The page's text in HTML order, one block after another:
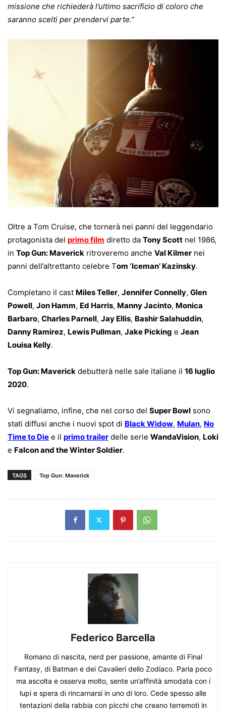
missione che richiederà l’ultimo sacrificio di coloro che
saranno scelti per prendervi parte.”
Oltre a Tom Cruise, che tornerà nei panni del leggendario
protagonista del primo film diretto da Tony Scott nel 1986,
in Top Gun: Maverick ritroveremo anche Val Kilmer nei
panni dell’altrettanto celebre Tom ‘Iceman’ Kazinsky.
Completano il cast Miles Teller, Jennifer Connelly, Glen
Powell, Jon Hamm, Ed Harris, Manny Jacinto, Monica
Barbaro, Charles Parnell, Jay Ellis, Bashir Salahuddin,
Danny Ramirez, Lewis Pullman, Jake Picking e Jean
Louisa Kelly.
Top Gun: Maverick debutterà nelle sale italiane il 16 luglio
2020.
Vi segnaliamo, infine, che nel corso del Super Bowl sono
stati diffusi anche i nuovi spot di Black Widow, Mulan, No
Time to Die e il primo trailer delle serie WandaVision, Loki
e Falcon and the Winter Soldier.
TAGS Top Gun: Maverick
Federico Barcella
Romano di nascita, nerd per passione, amante di Final
Fantasy, di Batman e dei Cavalieri dello Zodiaco. Parla poco
ma ascolta e osserva molto, sente un’affinità smodata con i
lupi e spera di rincarnarsi in uno di loro. Cede spesso alle
tentazioni della rabbia con picchi che creano terremoti in